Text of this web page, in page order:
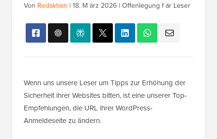
Von Redaktion | 18. M ärz 2026 | Offenlegung f är Leser
Wenn uns unsere Leser um Tipps zur Erhöhung der
Sicherheit ihrer Websites bitten, ist eine unserer Top-
Empfehlungen, die URL ihrer WordPress-
Anmeldeseite zu ändern.